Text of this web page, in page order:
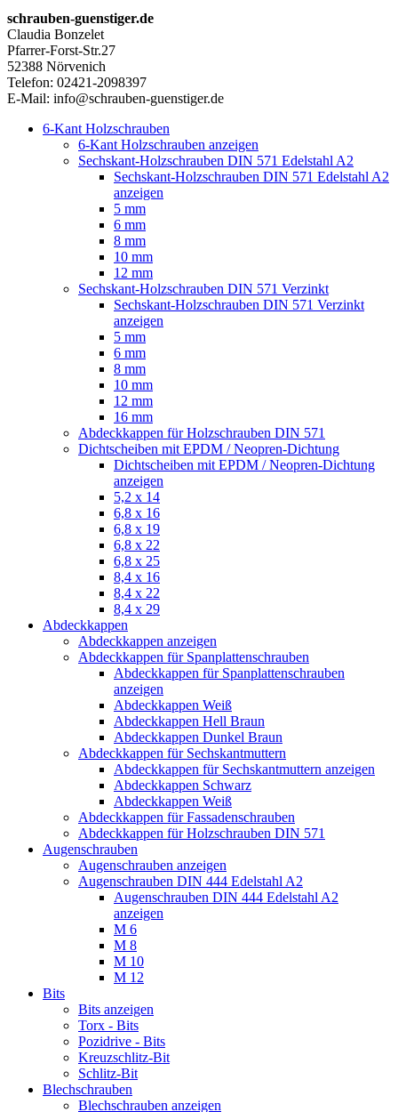
schrauben-guenstiger.de
Claudia Bonzelet
Pfarrer-Forst-Str.27
52388 Nörvenich
Telefon: 02421-2098397
E-Mail: info@schrauben-guenstiger.de
6-Kant Holzschrauben
6-Kant Holzschrauben anzeigen
Sechskant-Holzschrauben DIN 571 Edelstahl A2
Sechskant-Holzschrauben DIN 571 Edelstahl A2
anzeigen
5 mm
6 mm
8 mm
10 mm
12 mm
Sechskant-Holzschrauben DIN 571 Verzinkt
Sechskant-Holzschrauben DIN 571 Verzinkt
anzeigen
5 mm
6 mm
8 mm
10 mm
12 mm
16 mm
Abdeckkappen für Holzschrauben DIN 571
Dichtscheiben mit EPDM / Neopren-Dichtung
Dichtscheiben mit EPDM / Neopren-Dichtung
anzeigen
5,2 x 14
6,8 x 16
6,8 x 19
6,8 x 22
6,8 x 25
8,4 x 16
8,4 x 22
8,4 x 29
Abdeckkappen
Abdeckkappen anzeigen
Abdeckkappen für Spanplattenschrauben
Abdeckkappen für Spanplattenschrauben
anzeigen
Abdeckkappen Weiß
Abdeckkappen Hell Braun
Abdeckkappen Dunkel Braun
Abdeckkappen für Sechskantmuttern
Abdeckkappen für Sechskantmuttern anzeigen
Abdeckkappen Schwarz
Abdeckkappen Weiß
Abdeckkappen für Fassadenschrauben
Abdeckkappen für Holzschrauben DIN 571
Augenschrauben
Augenschrauben anzeigen
Augenschrauben DIN 444 Edelstahl A2
Augenschrauben DIN 444 Edelstahl A2
anzeigen
M 6
M 8
M 10
M 12
Bits
Bits anzeigen
Torx - Bits
Pozidrive - Bits
Kreuzschlitz-Bit
Schlitz-Bit
Blechschrauben
Blechschrauben anzeigen